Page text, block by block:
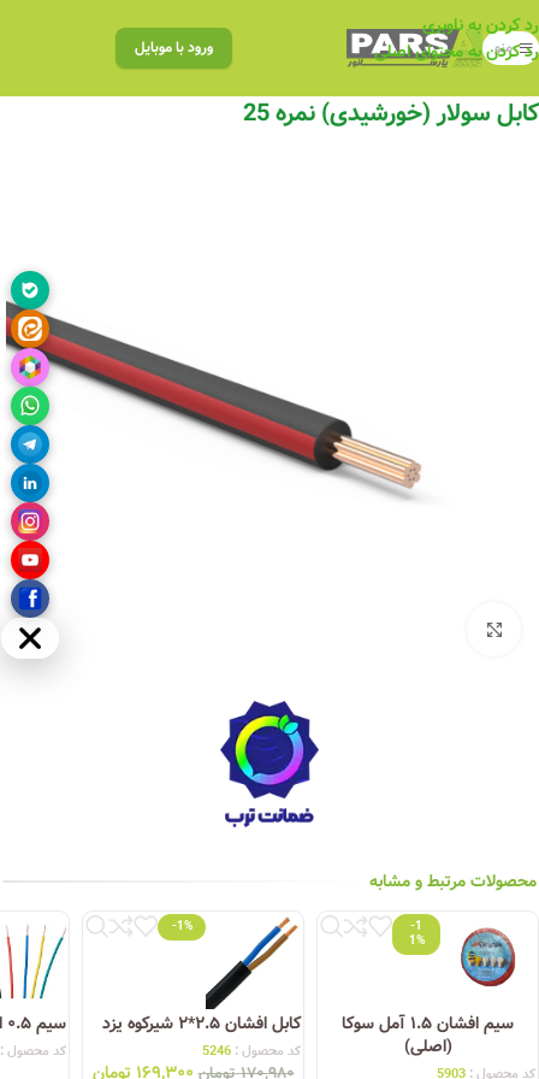
رد کردن به ناوبری
رد کردن به محتوای اصلی
منو ورود با موبایل
کابل سولار (خورشیدی) نمره 25
محصولات مرتبط و مشابه
-1
1%
سیم افشان ۱.۵ آمل سوکا
(اصلی)
کد محصول : 5903
-1%
کابل افشان ۲.۵*۲ شیرکوه یزد
کد محصول : 5246
۱۷۰,۹۸۰ تومان ۱۶۹,۳۰۰ تومان
سیم ۰.۵ افشان شیرکوه یزد
کد محصول